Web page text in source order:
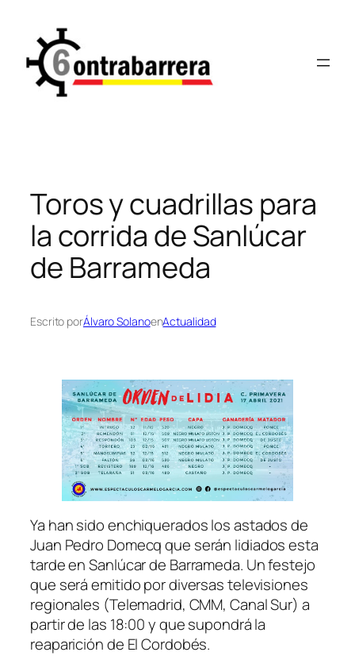
contenido
Toros y cuadrillas para
la corrida de Sanlúcar
de Barrameda
Escrito porÁlvaro SolanoenActualidad
Ya han sido enchiquerados los astados de
Juan Pedro Domecq que serán lidiados esta
tarde en Sanlúcar de Barrameda. Un festejo
que será emitido por diversas televisiones
regionales (Telemadrid, CMM, Canal Sur) a
partir de las 18:00 y que supondrá la
reaparición de El Cordobés.